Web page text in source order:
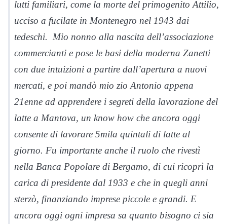
lutti familiari, come la morte del primogenito Attilio,
ucciso a fucilate in Montenegro nel 1943 dai
tedeschi. Mio nonno alla nascita dell’associazione
commercianti e pose le basi della moderna Zanetti
con due intuizioni a partire dall’apertura a nuovi
mercati, e poi mandò mio zio Antonio appena
21enne ad apprendere i segreti della lavorazione del
latte a Mantova, un know how che ancora oggi
consente di lavorare 5mila quintali di latte al
giorno. Fu importante anche il ruolo che rivestì
nella Banca Popolare di Bergamo, di cui ricoprì la
carica di presidente dal 1933 e che in quegli anni
sterzò, finanziando imprese piccole e grandi. E
ancora oggi ogni impresa sa quanto bisogno ci sia